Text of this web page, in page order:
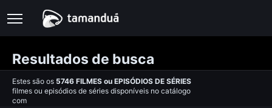
Resultados de busca
Estes são os 5746 FILMES ou EPISÓDIOS DE SÉRIES
filmes ou episódios de séries disponíveis no catálogo
com